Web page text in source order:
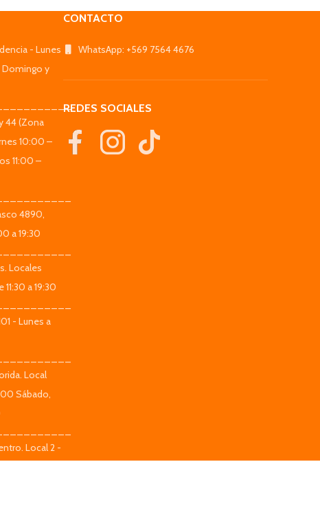
- Lunes
Domingo y
44 (Zona
10:00 –
11:00 –
4890,
a 19:30
Locales
a 19:30
- Lunes a
Local
Sábado,
Local 2 -
CONTACTO
WhatsApp: +569 7564 4676
REDES SOCIALES